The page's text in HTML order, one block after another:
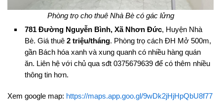
Phòng trọ cho thuê Nhà Bè có gác lửng
781 Đường Nguyễn Bình, Xã Nhơn Đức, Huyện Nhà
Bè. Giá thuê 2 triệu/tháng. Phòng trọ cách ĐH Mở 500m,
gần Bách hóa xanh và xung quanh có nhiều hàng quán
ăn. Liên hệ với chủ qua sđt 0375679639 để có thêm nhiều
thông tin hơn.
Xem google map: https://maps.app.goo.gl/9wDk2jHjHpQbU8f77